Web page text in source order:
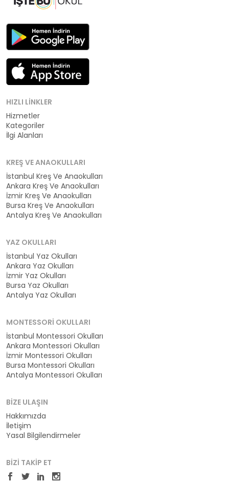
HIZLI LINKLER
Hizmetler
Kategoriler
İlgi Alanları
KREŞ VE ANAOKULLARI
İstanbul Kreş Ve Anaokulları
Ankara Kreş Ve Anaokulları
İzmir Kreş Ve Anaokulları
Bursa Kreş Ve Anaokulları
Antalya Kreş Ve Anaokulları
YAZ OKULLARI
İstanbul Yaz Okulları
Ankara Yaz Okulları
İzmir Yaz Okulları
Bursa Yaz Okulları
Antalya Yaz Okulları
MONTESSORI OKULLARI
İstanbul Montessori Okulları
Ankara Montessori Okulları
İzmir Montessori Okulları
Bursa Montessori Okulları
Antalya Montessori Okulları
BIZE ULAŞIN
Hakkımızda
İletişim
Yasal Bilgilendirmeler
BIZI TAKIP ET